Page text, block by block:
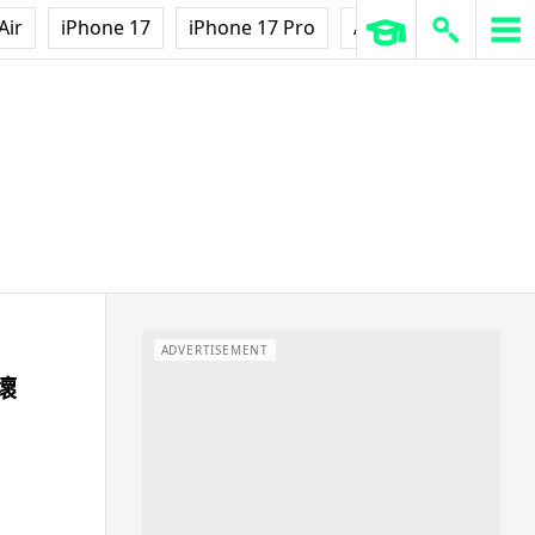
iPhone 17 iPhone 17 Pro AirPods Pro 3
ADVERTISEMENT